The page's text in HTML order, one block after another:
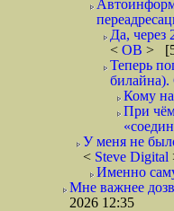
Да, через
< ОВ >
Теперь
билайна).
Кому
При
У меня не
< Steve Digital
Именно
Мне важнее
2026 12:35